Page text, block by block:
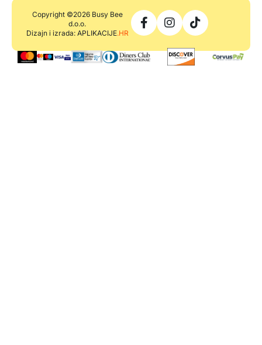
Copyright ©2026 Busy Bee
d.o.o.
Dizajn i izrada: APLIKACIJE.HR